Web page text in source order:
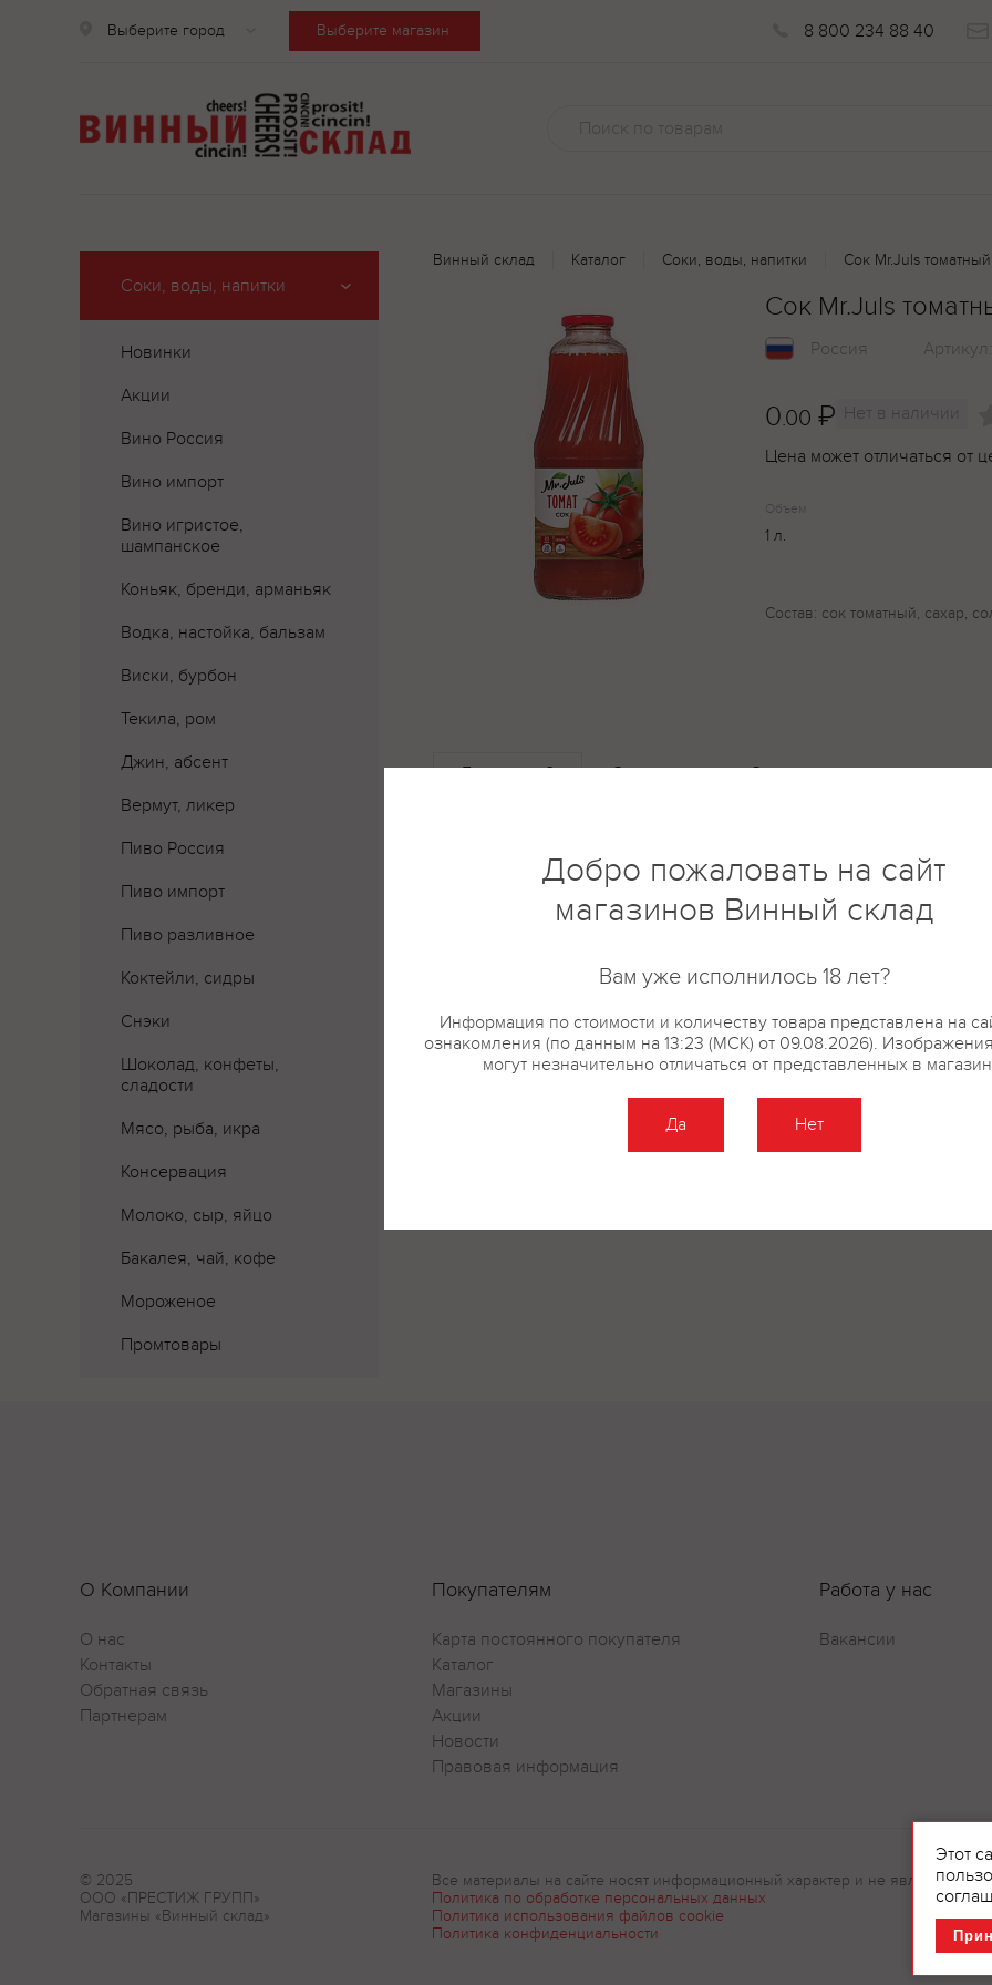
Выберите город Выберите магазин 8 800 234 88 40
Соки, воды, напитки
Новинки
Акции
Вино Россия
Вино импорт
Вино игристое,
шампанское
Коньяк, бренди, арманьяк
Водка, настойка, бальзам
Виски, бурбон
Текила, ром
Джин, абсент
Вермут, ликер
Пиво Россия
Пиво импорт
Пиво разливное
Коктейли, сидры
Снэки
Шоколад, конфеты,
сладости
Мясо, рыба, икра
Консервация
Молоко, сыр, яйцо
Бакалея, чай, кофе
Мороженое
Промтовары
Винный склад Каталог Соки, воды, напитки Сок Mr.Juls томатный
Сок Mr.Juls
Россия Артикул:
0.00 ₽ Нет в наличии
Цена может отличаться от
Объем
1 л.
Состав: сок томатный, сахар,
Где купить? Описание Отзывы
О Компании
О нас
Контакты
Обратная связь
Партнерам
Покупателям
Карта постоянного покупателя
Каталог
Магазины
Акции
Новости
Правовая информация
Работа у нас
Вакансии
© 2025
ООО «ПРЕСТИЖ ГРУПП»
Магазины «Винный склад»
Все материалы на сайте носят информационный характер и не являются
Политика по обработке персональных данных
Политика использования файлов cookie
Политика конфиденциальности
Этот
Добро пожаловать на сайт
магазинов Винный склад
Вам уже исполнилось 18 лет?
Информация по стоимости и количеству товара представлена на
ознакомления (по данным на 13:23 (МСК) от 09.08.2026).
могут незначительно отличаться от представленных в
Да Нет